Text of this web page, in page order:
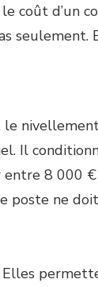
coût d’un
Il
entre 8 000
poste ne